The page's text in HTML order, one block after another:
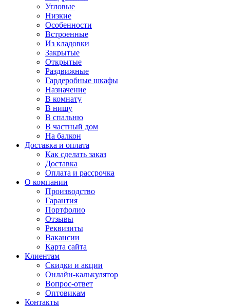
Угловые
Низкие
Особенности
Встроенные
Из кладовки
Закрытые
Открытые
Раздвижные
Гардеробные шкафы
Назначение
В комнату
В нишу
В спальню
В частный дом
На балкон
Доставка и оплата
Как сделать заказ
Доставка
Оплата и рассрочка
О компании
Производство
Гарантия
Портфолио
Отзывы
Реквизиты
Вакансии
Карта сайта
Клиентам
Скидки и акции
Онлайн-калькулятор
Вопрос-ответ
Оптовикам
Контакты